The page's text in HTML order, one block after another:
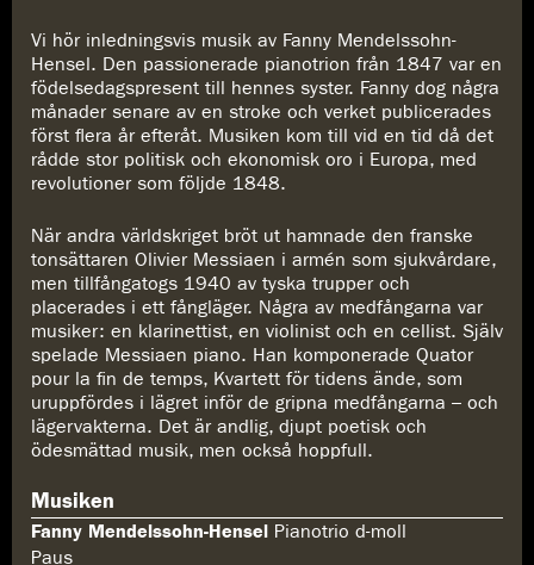
Vi hör inledningsvis musik av Fanny Mendelssohn-
Hensel. Den passionerade pianotrion från 1847 var en
födelsedagspresent till hennes syster. Fanny dog några
månader senare av en stroke och verket publicerades
först flera år efteråt. Musiken kom till vid en tid då det
rådde stor politisk och ekonomisk oro i Europa, med
revolutioner som följde 1848.
När andra världskriget bröt ut hamnade den franske
tonsättaren Olivier Messiaen i armén som sjukvårdare,
men tillfångatogs 1940 av tyska trupper och
placerades i ett fångläger. Några av medfångarna var
musiker: en klarinettist, en violinist och en cellist. Själv
spelade Messiaen piano. Han komponerade Quator
pour la fin de temps, Kvartett för tidens ände, som
uruppfördes i lägret inför de gripna medfångarna – och
lägervakterna. Det är andlig, djupt poetisk och
ödesmättad musik, men också hoppfull.
Musiken
Fanny Mendelssohn-Hensel Pianotrio d-moll
Paus